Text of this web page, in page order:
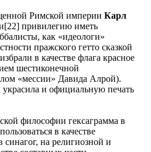
Римской империи Карл
привилегию иметь
как «идеологи»
пражского гетто сказкой
в качестве флага красное
шестиконечной
«мессии» Давида Алрой).
украсила и официальную печать
философии гексаграмма в
в качестве
синагог, на религиозной и